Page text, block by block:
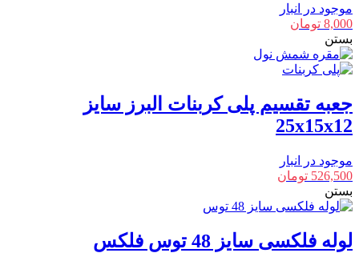
موجود در انبار
8,000 تومان
بستن
جعبه تقسیم پلی کربنات البرز سایز
25x15x12
موجود در انبار
526,500 تومان
بستن
لوله فلکسی سایز 48 توس فلکس